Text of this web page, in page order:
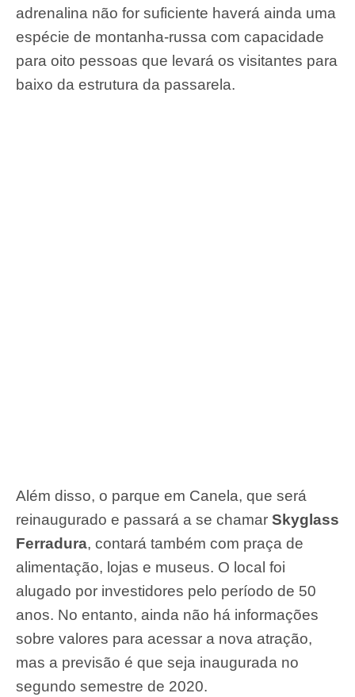
adrenalina não for suficiente haverá ainda uma
espécie de montanha-russa com capacidade
para oito pessoas que levará os visitantes para
baixo da estrutura da passarela.
Além disso, o parque em Canela, que será
reinaugurado e passará a se chamar Skyglass
Ferradura, contará também com praça de
alimentação, lojas e museus. O local foi
alugado por investidores pelo período de 50
anos. No entanto, ainda não há informações
sobre valores para acessar a nova atração,
mas a previsão é que seja inaugurada no
segundo semestre de 2020.